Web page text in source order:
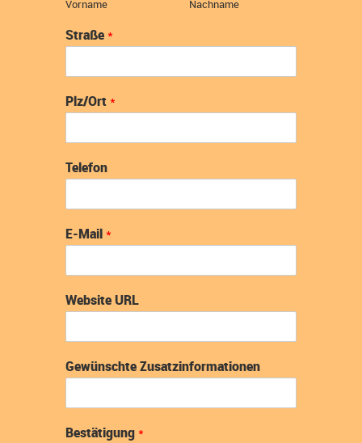
Vorname Nachname
Straße*
Plz/Ort*
Telefon
E-Mail*
Website URL
Gewünschte Zusatzinformationen
Bestätigung*